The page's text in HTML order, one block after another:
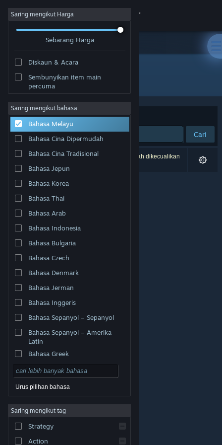
Sign in
Tentang
Sokongan
Ubah bahasa
Dapatkan Steam Mobile App
Lihat laman web desktop
© Valve Corporation. Hak cipta terpelihara. Semua
tanda dagangan ialah hak milik pemilik masing-masing
Perundangan|Accessibility
Steam| Bayaran balik
Saring mengikut Harga
Sebarang Harga
Diskaun & Acara
Sembunyikan item main
percuma
Saring mengikut bahasa
Bahasa Melayu
Bahasa Cina Dipermudah
Bahasa Cina Tradisional
Bahasa Jepun
Bahasa Korea
Bahasa Thai
Bahasa Arab
Bahasa Indonesia
Bahasa Bulgaria
Bahasa Czech
Bahasa Denmark
Bahasa Jerman
Bahasa Inggeris
Bahasa Sepanyol – Sepanyol
Bahasa Sepanyol – Amerika
Latin
Bahasa Greek
Urus pilihan bahasa
Saring mengikut tag
Strategy
Action
Pembangun: Darkraven
Susun mengikut Perkaitan
Cari
0 hasil sepadan dengan carian anda. 2 tajuk telah dikecualikan
berdasarkan pilihan anda.